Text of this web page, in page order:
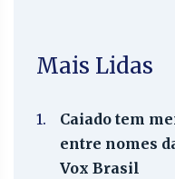
Mais Lidas
1.
Caiado tem
entre nomes
Vox Brasil